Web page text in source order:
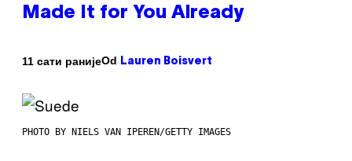
Made It for You Already
11 сати ранијеOd Lauren Boisvert
PHOTO BY NIELS VAN IPEREN/GETTY IMAGES